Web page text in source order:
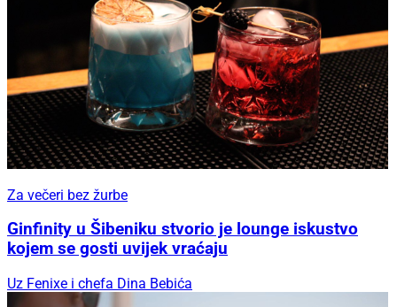
Za večeri bez žurbe
Ginfinity u Šibeniku stvorio je lounge iskustvo
kojem se gosti uvijek vraćaju
Uz Fenixe i chefa Dina Bebića